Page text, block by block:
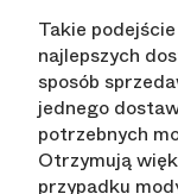
Takie
najlepszych
sposób
jednego
potrzebnych
Otrzymują
przypadku